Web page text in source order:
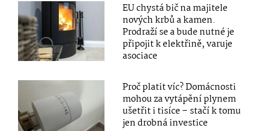
EU chystá bič na majitele
nových krbů a kamen.
Prodraží se a bude nutné je
připojit k elektřině, varuje
asociace
Proč platit víc? Domácnosti
mohou za vytápění plynem
ušetřit i tisíce – stačí k tomu
jen drobná investice